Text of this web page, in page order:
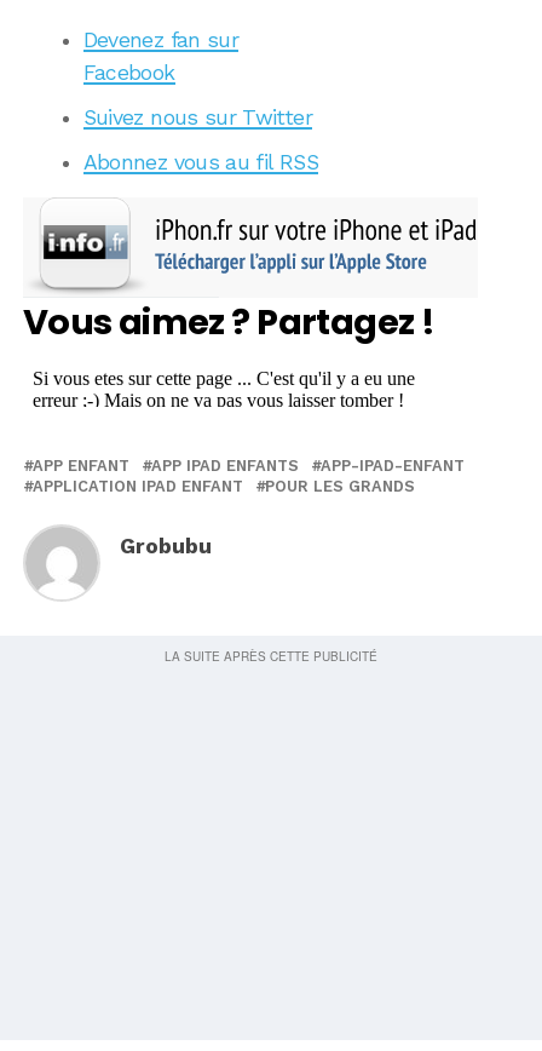
Devenez fan sur
Facebook
Suivez nous sur Twitter
Abonnez vous au fil RSS
Vous aimez ? Partagez !
APP ENFANT APP IPAD ENFANTS
APP-IPAD-ENFANT
APPLICATION IPAD ENFANT
POUR LES GRANDS
Grobubu